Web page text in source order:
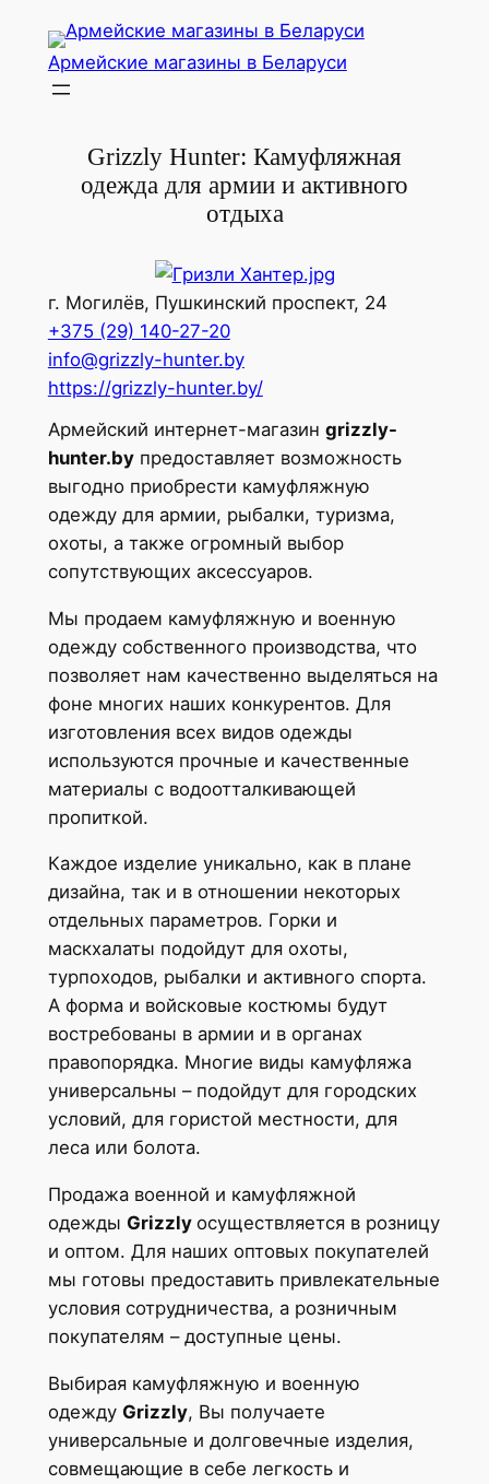
Перейти
содержимому
Армейские магазины в Беларуси
Grizzly Hunter: Камуфляжная
одежда для армии и активного
отдыха
г. Могилёв, Пушкинский проспект, 24
+375 (29) 140-27-20
info@grizzly-hunter.by
https://grizzly-hunter.by/
Армейский интернет-магазин grizzly-
hunter.byпредоставляет возможность
выгодно приобрести камуфляжную
одежду для армии, рыбалки, туризма,
охоты, а также огромный выбор
сопутствующих аксессуаров.
Мы продаем камуфляжную и военную
одежду собственного производства, что
позволяет нам качественно выделяться на
фоне многих наших конкурентов. Для
изготовления всех видов одежды
используются прочные и качественные
материалы с водоотталкивающей
пропиткой.
Каждое изделие уникально, как в плане
дизайна, так и в отношении некоторых
отдельных параметров. Горки и
маскхалаты подойдут для охоты,
турпоходов, рыбалки и активного спорта.
А форма и войсковые костюмы будут
востребованы в армии и в органах
правопорядка. Многие виды камуфляжа
универсальны – подойдут для городских
условий, для гористой местности, для
леса или болота.
Продажа военной и камуфляжной
одежды Grizzly осуществляется в розницу
и оптом. Для наших оптовых покупателей
мы готовы предоставить привлекательные
условия сотрудничества, а розничным
покупателям – доступные цены.
Выбирая камуфляжную и военную
одежду Grizzly, Вы получаете
универсальные и долговечные изделия,
совмещающие в себе легкость и